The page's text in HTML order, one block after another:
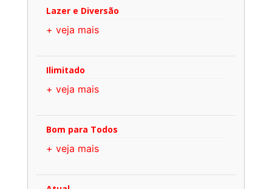
Lazer e Diversão
+ veja mais
Ilimitado
+ veja mais
Bom para Todos
+ veja mais